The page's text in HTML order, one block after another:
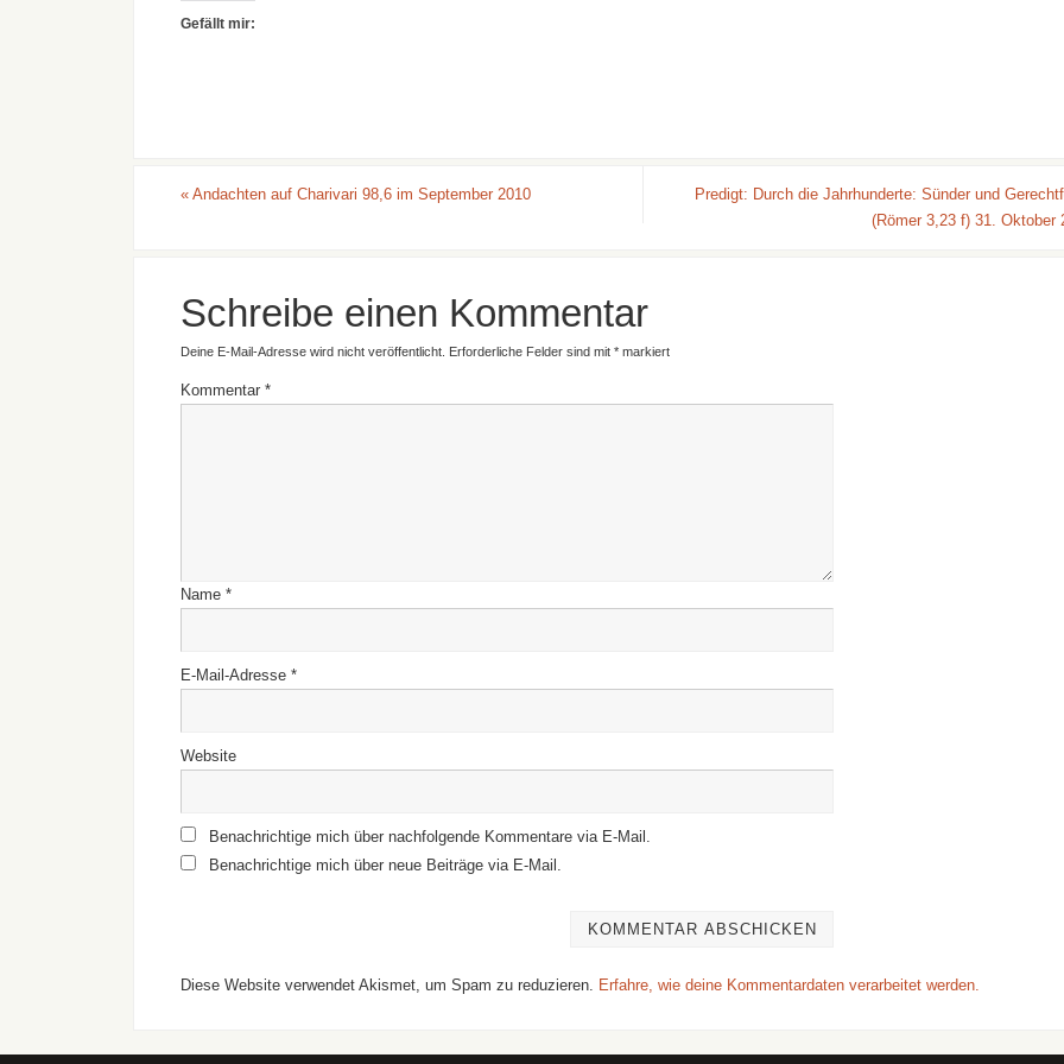
Gefällt mir:
« Andachten auf Charivari 98,6 im September 2010
Predigt: Durch die Jahrhunderte: Sünder und
(Römer 3,23 f) 31. Oktober
Schreibe einen Kommentar
Deine E-Mail-Adresse wird nicht veröffentlicht. Erforderliche Felder sind mit * markiert
Kommentar *
Name *
E-Mail-Adresse *
Website
Benachrichtige mich über nachfolgende Kommentare via E-Mail.
Benachrichtige mich über neue Beiträge via E-Mail.
Diese Website verwendet Akismet, um Spam zu reduzieren. Erfahre, wie deine Kommentardaten verarbeitet werden.